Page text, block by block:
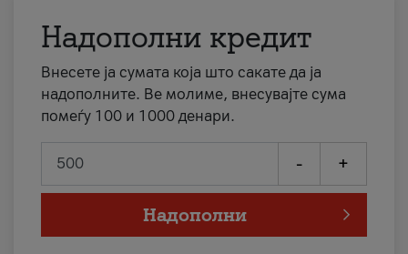
Надополни кредит
Внесете ја сумата која што сакате да ја
надополните. Ве молиме, внесувајте сума
помеѓу 100 и 1000 денари.
- +
Надополни